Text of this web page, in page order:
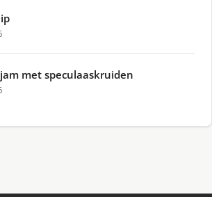
met speculaaskruiden